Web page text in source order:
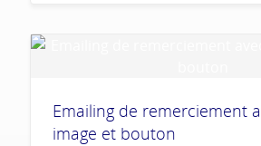
Emailing de remerciement
image et bouton